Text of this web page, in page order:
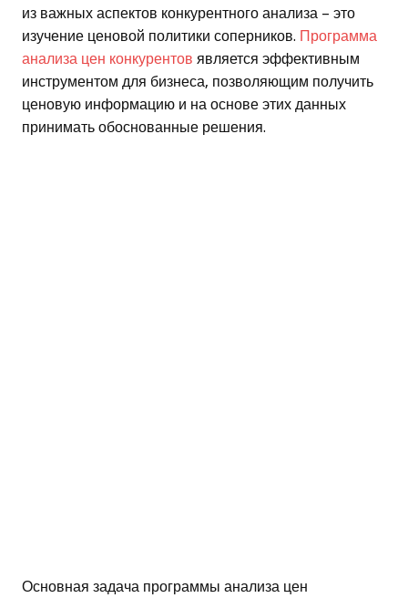
из важных аспектов конкурентного анализа – это
изучение ценовой политики соперников. Программа
анализа цен конкурентов является эффективным
инструментом для бизнеса, позволяющим получить
ценовую информацию и на основе этих данных
принимать обоснованные решения.
Основная задача программы анализа цен